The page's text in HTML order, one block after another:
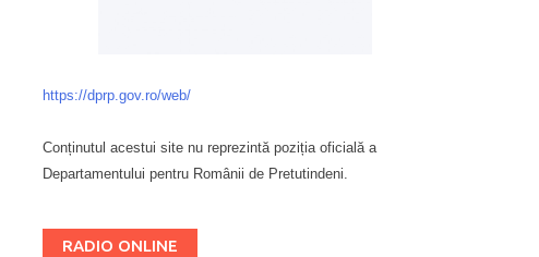
https://dprp.gov.ro/web/
Conținutul acestui site nu reprezintă poziția oficială a
Departamentului pentru Românii de Pretutindeni.
RADIO ONLINE